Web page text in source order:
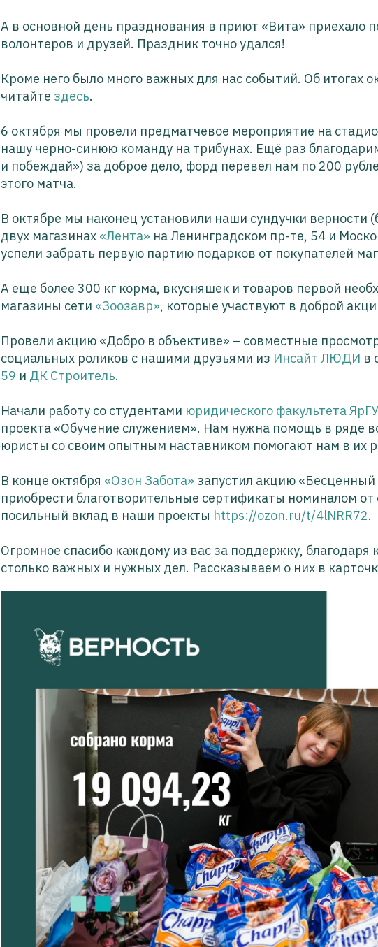
А в основной день празднования в приют «Вита» приехало
волонтеров и друзей. Праздник точно удался!
Кроме него было много важных для нас событий. Об итогах
читайте здесь.
6 октября мы провели предматчевое мероприятие на
нашу черно-синюю команду на трибунах. Ещё раз
и побеждай») за доброе дело, форд перевел нам по 200
этого матча.
В октябре мы наконец установили наши сундучки верности
двух магазинах «Лента» на Ленинградском пр-те, 54 и
успели забрать первую партию подарков от покупателей
А еще более 300 кг корма, вкусняшек и товаров первой
магазины сети «Зоозавр», которые участвуют в доброй
Провели акцию «Добро в объективе» – совместные
социальных роликов с нашими друзьями из Инсайт ЛЮДИ в
59 и ДК Строитель.
Начали работу со студентами юридического факультета ЯрГУ
проекта «Обучение служением». Нам нужна помощь в ряде
юристы со своим опытным наставником помогают нам в их
В конце октября «Озон Забота» запустил акцию
приобрести благотворительные сертификаты номиналом от
посильный вклад в наши проекты https://ozon.ru/t/4lNRR72.
Огромное спасибо каждому из вас за поддержку, благодаря
столько важных и нужных дел. Рассказываем о них в